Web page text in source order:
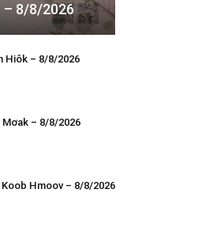
– 8/8/2026
Hiôk – 8/8/2026
Mơak – 8/8/2026
Hmoov – 8/8/2026